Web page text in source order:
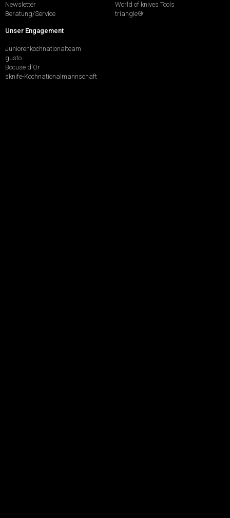
Newsletter
Beratung/Service
World of knives Tools
triangle®
Unser Engagement
Juniorenkochnationalteam
gusto
Bocuse d'Or
sknife-Kochnationalmannschaft